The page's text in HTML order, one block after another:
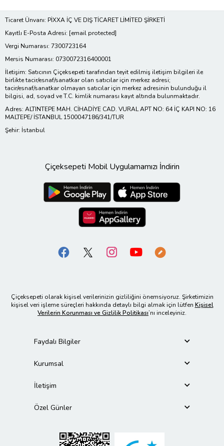
Ticaret Ünvanı: PİXXA İÇ VE DIŞ TİCARET LİMİTED ŞİRKETİ
Kayıtlı E-Posta Adresi: [email protected]
Vergi Numarası: 7300723164
Mersis Numarası: 0730072316400001
İletişim: Satıcının Çiçeksepeti tarafından teyit edilmiş iletişim bilgileri ile
birlikte tacir/esnaf/sanatkar olan satıcılar için merkez adresi;
tacir/esnaf/sanatkar olmayan satıcılar için merkez adresinin bulunduğu il
bilgisi, ad, soyad ve T.C. kimlik numarası kayıt altında bulunmaktadır.
Adres: ALTINTEPE MAH. CİHADİYE CAD. VURAL APT NO: 64 İÇ KAPI NO: 16
MALTEPE/ İSTANBUL 1500047186/341/TUR
Şehir: İstanbul
Çiçeksepeti Mobil Uygulamamızı İndirin
Çiçeksepeti olarak kişisel verilerinizin gizliliğini önemsiyoruz. Şirketimizin
kişisel veri işleme süreçleri hakkında detaylı bilgi almak için lütfen Kişisel
Verilerin Korunması ve Gizlilik Politikası’nı inceleyiniz.
Faydalı Bilgiler
Kurumsal
İletişim
Özel Günler